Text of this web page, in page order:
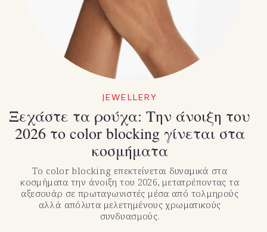
JEWELLERY
Ξεχάστε τα ρούχα: Την άνοιξη του
2026 το color blocking γίνεται στα
κοσμήματα
Το color blocking επεκτείνεται δυναμικά στα
κοσμήματα την άνοιξη του 2026, μετατρέποντας τα
αξεσουάρ σε πρωταγωνιστές μέσα από τολμηρούς
αλλά απόλυτα μελετημένους χρωματικούς
συνδυασμούς.